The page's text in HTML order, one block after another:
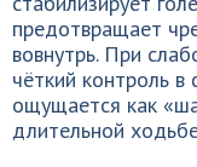
предотвращает
вовнутрь. При
чёткий контроль в
ощущается как
длительной